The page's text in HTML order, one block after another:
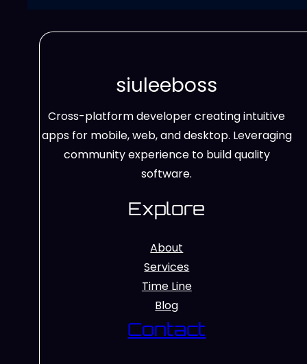
siuleeboss
Cross-platform developer creating intuitive
apps for mobile, web, and desktop. Leveraging
community experience to build quality
software.
Explore
About
Services
Time Line
Blog
Contact